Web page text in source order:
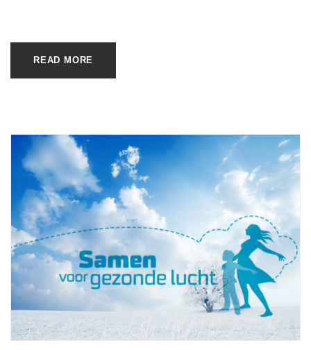
READ MORE